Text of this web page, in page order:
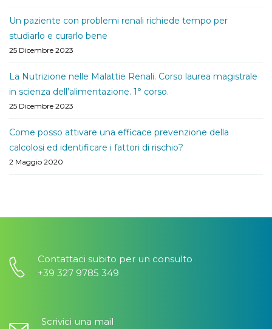
Un paziente con problemi renali richiede tempo per
studiarlo e curarlo bene
25 Dicembre 2023
La Nutrizione nelle Malattie Renali. Corso laurea magistrale
in scienza dell’alimentazione. 1° corso.
25 Dicembre 2023
Come posso attivare una efficace prevenzione della
calcolosi ed identificare i fattori di rischio?
2 Maggio 2020
Contattaci subito per un consulto
+39 327 9785 349
Scrivici una mail